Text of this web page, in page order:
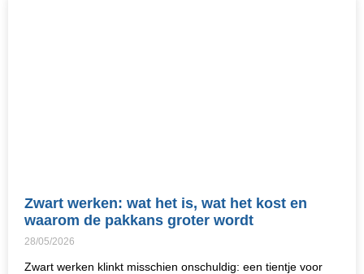
Zwart werken: wat het is, wat het kost en
waarom de pakkans groter wordt
28/05/2026
Zwart werken klinkt misschien onschuldig: een tientje voor